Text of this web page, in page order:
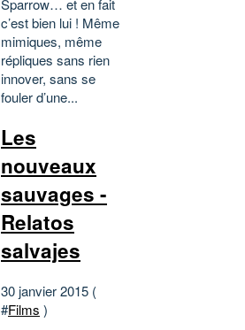
Sparrow… et en fait
c’est bien lui ! Même
mimiques, même
répliques sans rien
innover, sans se
fouler d’une...
Les
nouveaux
sauvages -
Relatos
salvajes
30 janvier 2015 (
#Films )